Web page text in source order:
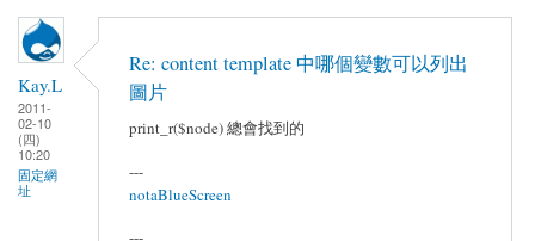
Kay.L
2011-
02-10
(四)
10:20
固定網
址
Re: content template 中哪個變數可以列出
圖片
print_r($node) 總會找到的
---
notaBlueScreen
---